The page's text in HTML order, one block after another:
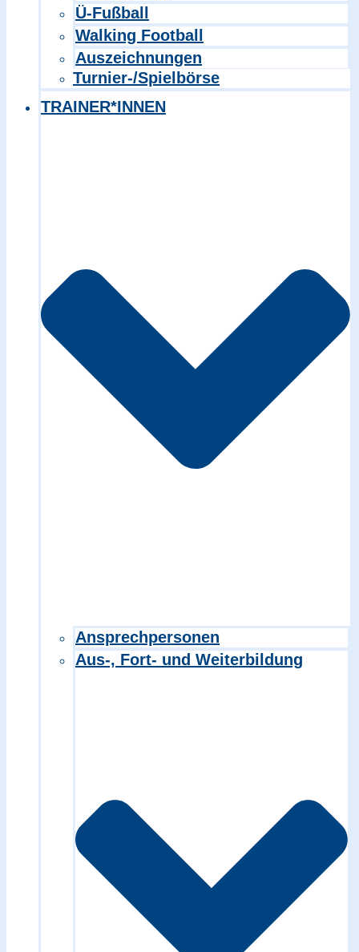
Ü-Fußball
Walking Football
Auszeichnungen
Turnier-/Spielbörse
TRAINER*INNEN
Ansprechpersonen
Aus-, Fort- und Weiterbildung